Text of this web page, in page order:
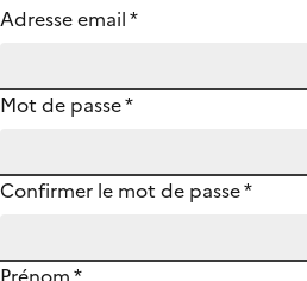
Adresse email*
Mot de passe*
Confirmer le mot de passe*